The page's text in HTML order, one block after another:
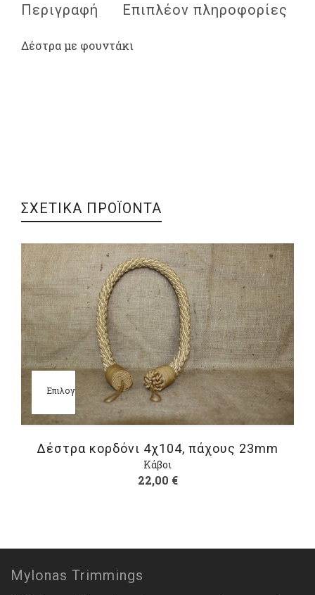
Περιγραφή Επιπλέον πληροφορίες
Δέστρα με φουντάκι
ΣΧΕΤΙΚΑ ΠΡΟΪΟΝΤΑ
Επιλογή
Δέστρα κορδόνι 4χ104, πάχους 23mm
Κάβοι
22,00 €
Mylonas Trimmings